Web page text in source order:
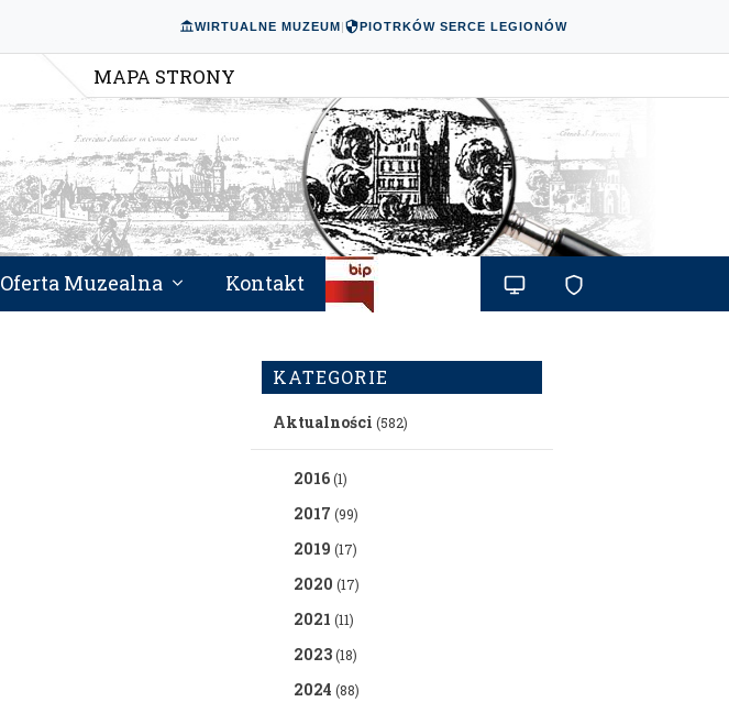
WIRTUALNE MUZEUM| PIOTRKÓW SERCE LEGIONÓW
MAPA STRONY
Oferta Muzealna Kontakt
KATEGORIE
Aktualności (582)
2016(1)
2017 (99)
2019 (17)
2020 (17)
2021 (11)
2023(18)
2024 (88)